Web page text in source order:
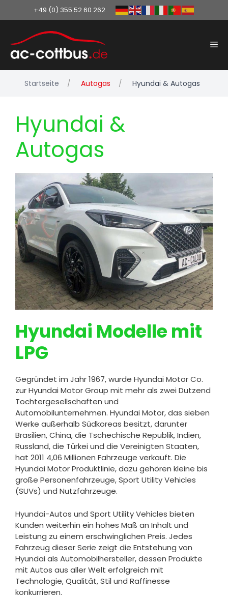
springen
+49 (0) 355 52 60 262
Startseite Autogas Hyundai & Autogas
Hyundai &
Autogas
Hyundai Modelle mit
LPG
Gegründet im Jahr 1967, wurde Hyundai Motor Co.
zur Hyundai Motor Group mit mehr als zwei Dutzend
Tochtergesellschaften und
Automobilunternehmen. Hyundai Motor, das sieben
Werke außerhalb Südkoreas besitzt, darunter
Brasilien, China, die Tschechische Republik, Indien,
Russland, die Türkei und die Vereinigten Staaten,
hat 2011 4,06 Millionen Fahrzeuge verkauft. Die
Hyundai Motor Produktlinie, dazu gehören kleine bis
große Personenfahrzeuge, Sport Utility Vehicles
(SUVs) und Nutzfahrzeuge.
Hyundai-Autos und Sport Utility Vehicles bieten
Kunden weiterhin ein hohes Maß an Inhalt und
Leistung zu einem erschwinglichen Preis. Jedes
Fahrzeug dieser Serie zeigt die Entstehung von
Hyundai als Automobilhersteller, dessen Produkte
mit Autos aus aller Welt erfolgreich mit
Technologie, Qualität, Stil und Raffinesse
konkurrieren.